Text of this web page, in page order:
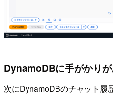
DynamoDBに手がかり
次にDynamoDBのチャット履